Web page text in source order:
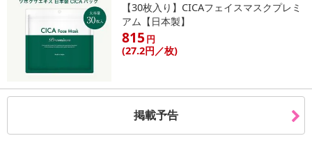
【30枚入り】CICAフェイスマスクプレミ
アム【日本製】
815 円
(27.2円／枚)
掲載予告